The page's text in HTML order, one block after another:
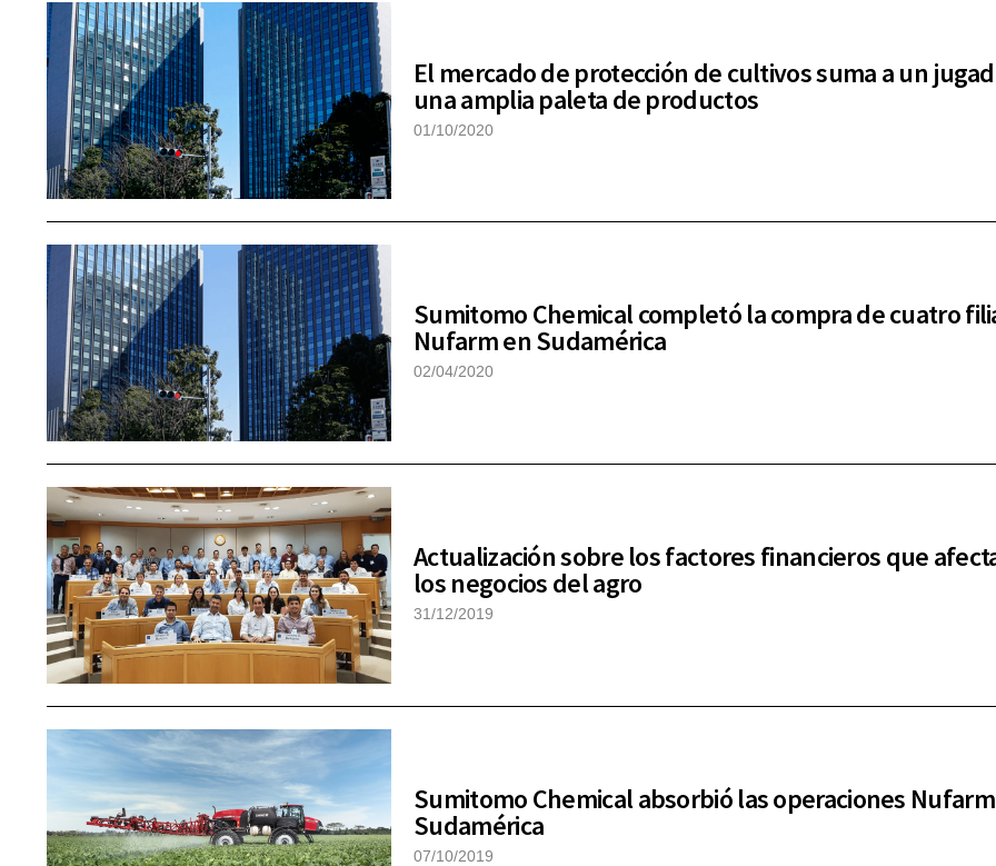
El mercado de protección de cultivos suma a un
una amplia paleta de productos
01/10/2020
Sumitomo Chemical completó la compra de cuatro
Nufarm en Sudamérica
02/04/2020
Actualización sobre los factores financieros que
los negocios del agro
31/12/2019
Sumitomo Chemical absorbió las operaciones Nufarm
Sudamérica
07/10/2019